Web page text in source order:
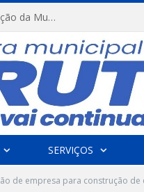
FESTRIBAL 2026 – No Coração da Amazônia. Apresentação da Munduruku.
SERVIÇOS
de empresa para construção